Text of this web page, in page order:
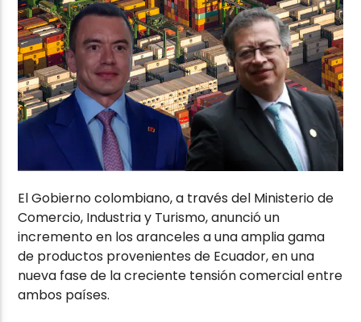
El Gobierno colombiano, a través del Ministerio de
Comercio, Industria y Turismo, anunció un
incremento en los aranceles a una amplia gama
de productos provenientes de Ecuador, en una
nueva fase de la creciente tensión comercial entre
ambos países.